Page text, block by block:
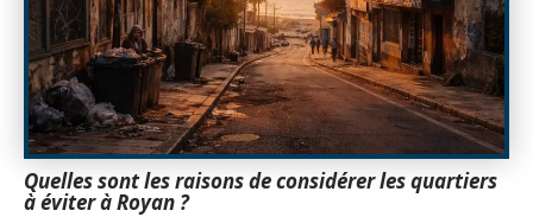
Quelles sont les raisons de considérer les quartiers
à éviter à Royan ?